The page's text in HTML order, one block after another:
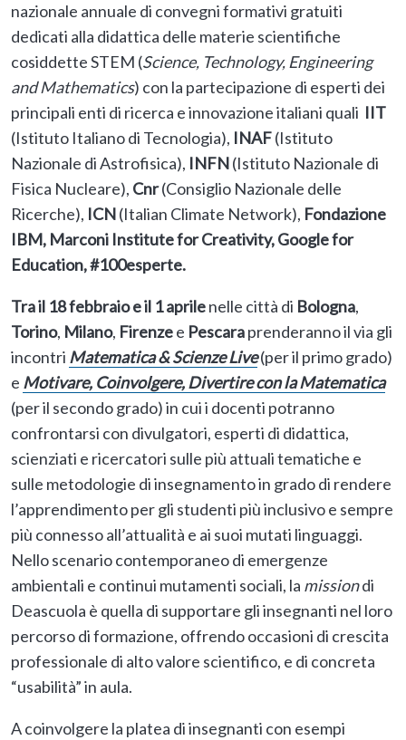
nazionale annuale di convegni formativi gratuiti
dedicati alla didattica delle materie scientifiche
cosiddette STEM (Science, Technology, Engineering
and Mathematics) con la partecipazione di esperti dei
principali enti di ricerca e innovazione italiani quali IIT
(Istituto Italiano di Tecnologia), INAF(Istituto
Nazionale di Astrofisica), INFN(Istituto Nazionale di
Fisica Nucleare), Cnr(Consiglio Nazionale delle
Ricerche), ICN(Italian Climate Network), Fondazione
IBM, Marconi Institute for Creativity, Google for
Education, #100esperte.
Tra il 18 febbraio e il 1 aprilenelle città di Bologna,
Torino, Milano, Firenzee Pescaraprenderanno il via gli
incontri Matematica & Scienze Live(per il primo grado)
e Motivare, Coinvolgere, Divertire con la Matematica
(per il secondo grado) in cui i docenti potranno
confrontarsi con divulgatori, esperti di didattica,
scienziati e ricercatori sulle più attuali tematiche e
sulle metodologie di insegnamento in grado di rendere
l’apprendimento per gli studenti più inclusivo e sempre
più connesso all’attualità e ai suoi mutati linguaggi.
Nello scenario contemporaneo di emergenze
ambientali e continui mutamenti sociali, la missiondi
Deascuola è quella di supportare gli insegnanti nel loro
percorso di formazione, offrendo occasioni di crescita
professionale di alto valore scientifico, e di concreta
“usabilità” in aula.
A coinvolgere la platea di insegnanti con esempi